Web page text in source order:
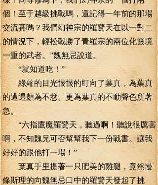
個！至于越級挑戰嗎，還記得一年前的那場
交流賽嗎？我們幻神宗的羅驚天在以一對二
的情況下，輕松戰勝了青羅宗的兩位化靈境
一重的武者。”魏無忌說道。
“就知道吃！”
綠蘿的目光恨恨的盯向了葉真，為葉真
的遭遇頗為不忿。更為葉真的不動聲色所著
急。
“六指鷹魔羅驚天，聽過啊！聽說很厲害
啊，不知魏兄可否幫幫我下一份戰書。讓我
好好的跟他打一場！”
葉真手里提著一只肥美的雞腿，竟然慢
條斯理的向魏無忌口中的羅驚天發起了挑